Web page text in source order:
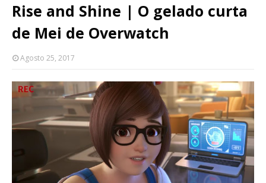
Rise and Shine | O gelado curta
de Mei de Overwatch
Agosto 25, 2017